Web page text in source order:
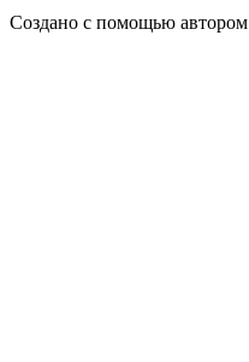
Создано с помощью автором